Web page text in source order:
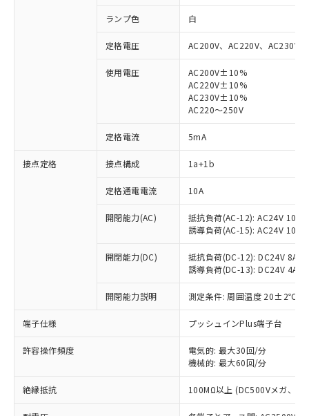
ランプ色 白
定格電圧 AC200V、AC220V、AC230V
使用電圧
AC200V±10%
AC220V±10%
AC230V±10%
AC220～250V
定格電流 5mA
接点定格 接点構成 1a+1b
定格通電電流 10A
開閉能力(AC)
抵抗負荷(AC-12): AC24V 10A/
誘導負荷(AC-15): AC24V
開閉能力(DC)
抵抗負荷(DC-12): DC24V 8A/
誘導負荷(DC-13): DC24V 4A/
開閉能力説明 測定条件: 周囲温度 20±2℃、
端子仕様 プッシュインPlus端子台
許容操作頻度
電気的: 最大30回/分
機械的: 最大60回/分
絶縁抵抗 100MΩ以上 (DC500Vメガ、点
ご利用条件
以下の条件をお読みいただき、同意のうえ
ご利用ください。
本サービスは、当社制御機器事業取扱
商品の当社在庫状況および標準価格
(税抜)を提供させていただくもので
当社制御機器事業取扱商品の中には、
本サービスの対象外となる商品もある
※1 対応状況
対応済み：EU RoHS指令（10物質）の
非含有に対応した製品が提供可能な商品で
対応予定：EU RoHS指令（10物質）の非含
有に対応した製品に切り替える予定のある
対応予定なし：EU RoHS指令（10物質）の
非含有に非対応の商品で、対応品を出す予
調査・確認中：EU RoHS指令（10物質）の
非含有の対応状況を調査中または確認中の
商品です。
非該当品：ライセンス料など無形物で、有
害物質有無と関係のない商品です。
仕入先様の事情により、非含有部品として
いたものが、含有品と判明した場合などや
「○」：最大均質材料含有率が中国RoHSの
基準値以下であることを示します。
「×」：最大均質材料含有率が中国RoHSの
基準値を超えていることを示します。
当社は、これら貴社製品のうち、外国